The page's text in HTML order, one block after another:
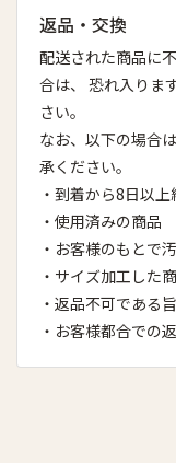
返品・交換
配送された商品に
合は、 恐れ入りま
さい。
なお、以下の場合
承ください。
・到着から8日以
・使用済みの商品
・お客様のもとで
・サイズ加工した
・返品不可である
・お客様都合での